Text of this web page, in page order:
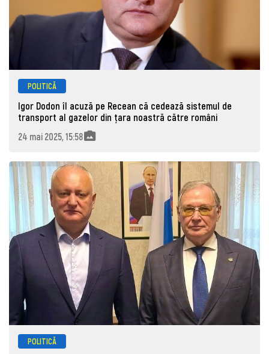
POLITICĂ
Igor Dodon îl acuză pe Recean că cedează sistemul de
transport al gazelor din țara noastră către români
24 mai 2025, 15:58
POLITICĂ